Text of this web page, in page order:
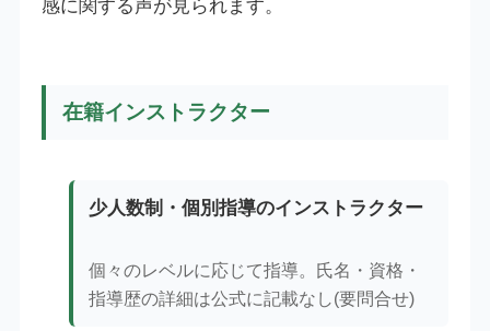
感に関する声が見られます。
在籍インストラクター
少人数制・個別指導のインストラクター
個々のレベルに応じて指導。氏名・資格・
指導歴の詳細は公式に記載なし(要問合せ)